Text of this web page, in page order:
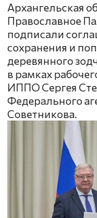
Архангельская
Православное
подписали
сохранения и
деревянного
в рамках
ИППО Сергея
Федерального
Советникова.